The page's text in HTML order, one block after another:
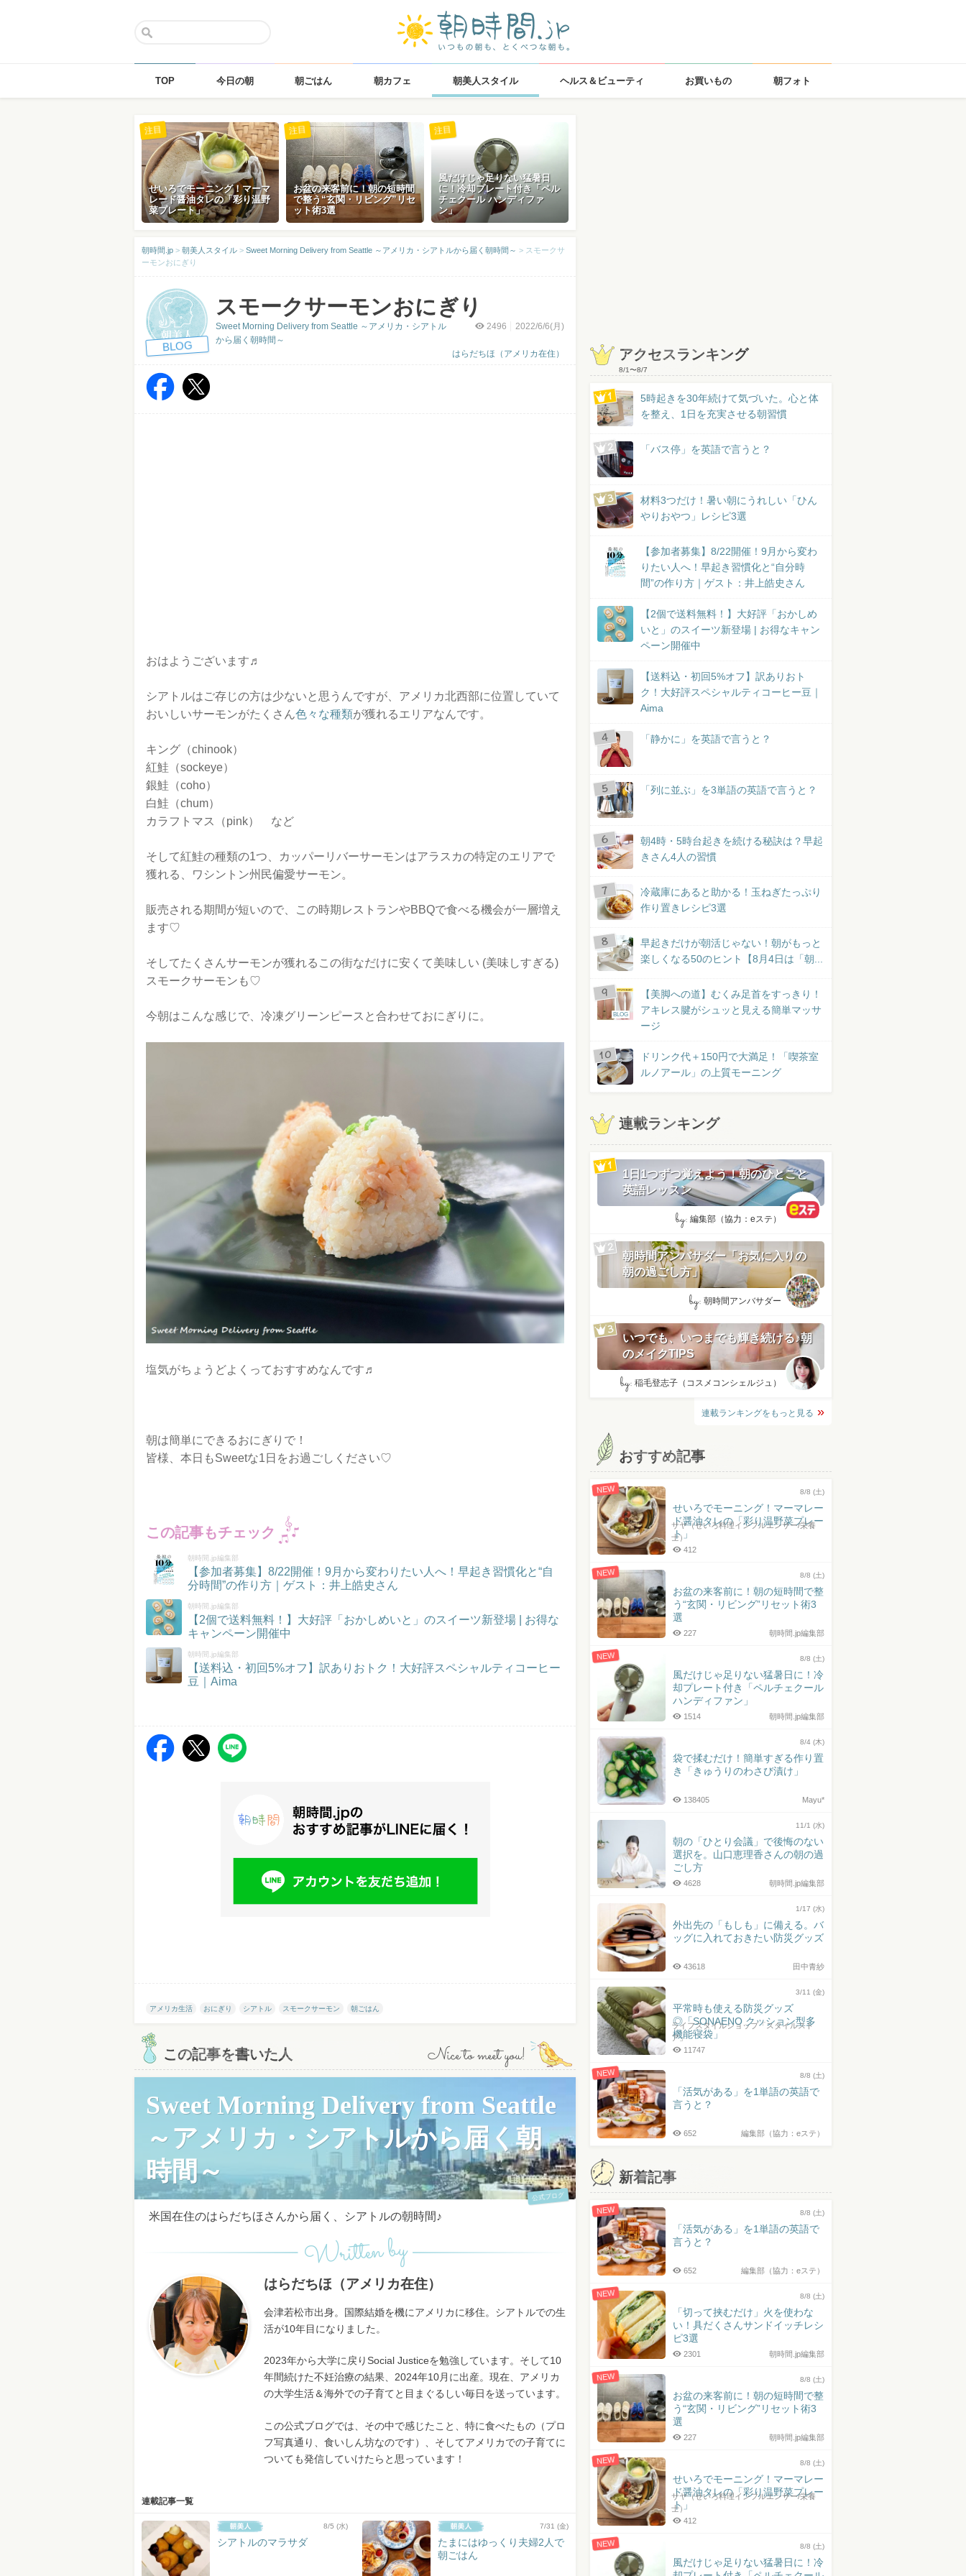
TOP 今日の朝 朝ごはん 朝カフェ 朝美人スタイル ヘルス＆ビューティ お買いもの 朝フォト
せいろでモーニング！マーマ
レード醤油タレの「彩り温野
菜プレート」
注目
お盆の来客前に！朝の短時間
で整う“玄関・リビング”リセ
ット術3選
注目
風だけじゃ足りない猛暑日
に！冷却プレート付き「ペル
チェクール ハンディファ
ン」
注目
朝時間.jp > 朝美人スタイル > Sweet Morning Delivery from Seattle ～アメリカ・シアトルから届く朝時間～ > スモークサ
ーモンおにぎり
BLOG
スモークサーモンおにぎり
2496 2022/6/6(月)
はらだちほ（アメリカ在住）
Sweet Morning Delivery from Seattle ～アメリカ・シアトル
から届く朝時間～
おはようございます♬
シアトルはご存じの方は少ないと思うんですが、アメリカ北西部に位置していて
おいしいサーモンがたくさん色々な種類が獲れるエリアなんです。
キング（chinook）
紅鮭（sockeye）
銀鮭（coho）
白鮭（chum）
カラフトマス（pink） など
そして紅鮭の種類の1つ、カッパーリバーサーモンはアラスカの特定のエリアで
獲れる、ワシントン州民偏愛サーモン。
販売される期間が短いので、この時期レストランやBBQで食べる機会が一層増え
ます♡
そしてたくさんサーモンが獲れるこの街なだけに安くて美味しい (美味しすぎる)
スモークサーモンも♡
今朝はこんな感じで、冷凍グリーンピースと合わせておにぎりに。
塩気がちょうどよくっておすすめなんです♬
朝は簡単にできるおにぎりで！
皆様、本日もSweetな1日をお過ごしください♡
この記事もチェック
朝時間.jp編集部
【参加者募集】8/22開催！9月から変わりたい人へ！早起き習慣化と“自
分時間”の作り方｜ゲスト：井上皓史さん
朝時間.jp編集部
【2個で送料無料！】大好評「おかしめいと」のスイーツ新登場 | お得な
キャンペーン開催中
朝時間.jp編集部
【送料込・初回5%オフ】訳ありおトク！大好評スペシャルティコーヒー
豆｜Aima
アメリカ生活 おにぎり シアトル スモークサーモン 朝ごはん
この記事を書いた人 Nice to meet you!
Sweet Morning Delivery from Seattle
～アメリカ・シアトルから届く朝
時間～
公式ブログ
米国在住のはらだちほさんから届く、シアトルの朝時間♪
Written by
はらだちほ（アメリカ在住）
会津若松市出身。国際結婚を機にアメリカに移住。シアトルでの生
活が10年目になりました。
2023年から大学に戻りSocial Justiceを勉強しています。そして10
年間続けた不妊治療の結果、2024年10月に出産。現在、アメリカ
の大学生活＆海外での子育てと目まぐるしい毎日を送っています。
この公式ブログでは、その中で感じたこと、特に食べたもの（プロ
フ写真通り、食いしん坊なのです）、そしてアメリカでの子育てに
ついても発信していけたらと思っています！
連載記事一覧
8/5 (水)
シアトルのマラサダ
7/31 (金)
たまにはゆっくり夫婦2人で
朝ごはん
アクセスランキング
8/1〜8/7
5時起きを30年続けて気づいた。心と体
を整え、1日を充実させる朝習慣
「バス停」を英語で言うと？
材料3つだけ！暑い朝にうれしい「ひん
やりおやつ」レシピ3選
【参加者募集】8/22開催！9月から変わ
りたい人へ！早起き習慣化と“自分時
間”の作り方｜ゲスト：井上皓史さん
【2個で送料無料！】大好評「おかしめ
いと」のスイーツ新登場 | お得なキャン
ペーン開催中
【送料込・初回5%オフ】訳ありおト
ク！大好評スペシャルティコーヒー豆｜
Aima
「静かに」を英語で言うと？
「列に並ぶ」を3単語の英語で言うと？
朝4時・5時台起きを続ける秘訣は？早起
きさん4人の習慣
冷蔵庫にあると助かる！玉ねぎたっぷり
作り置きレシピ3選
早起きだけが朝活じゃない！朝がもっと
楽しくなる50のヒント【8月4日は「朝...
BLOG
【美脚への道】むくみ足首をすっきり！
アキレス腱がシュッと見える簡単マッサ
ージ
ドリンク代＋150円で大満足！「喫茶室
ルノアール」の上質モーニング
連載ランキング
1日1つずつ覚えよう！朝のひとこと
英語レッスン
by: 編集部（協力：eステ）
朝時間アンバサダー「お気に入りの
朝の過ごし方」
by: 朝時間アンバサダー
いつでも、いつまでも輝き続ける♪朝
のメイクTIPS
by: 稲毛登志子（コスメコンシェルジュ）
連載ランキングをもっと見る
おすすめ記事
NEW 8/8 (土)
せいろでモーニング！マーマレー
ド醤油タレの「彩り温野菜プレー
ト」
サヤ（せいろ料理インフルエンサー/栄養
士）
412
NEW 8/8 (土)
お盆の来客前に！朝の短時間で整
う“玄関・リビング”リセット術3
選
朝時間.jp編集部
227
NEW 8/8 (土)
風だけじゃ足りない猛暑日に！冷
却プレート付き「ペルチェクール
ハンディファン」
朝時間.jp編集部
1514
8/4 (木)
袋で揉むだけ！簡単すぎる作り置
き「きゅうりのわさび漬け」
Mayu*
138405
11/1 (水)
朝の「ひとり会議」で後悔のない
選択を。山口恵理香さんの朝の過
ごし方
朝時間.jp編集部
4628
1/17 (水)
外出先の「もしも」に備える。バ
ッグに入れておきたい防災グッズ
田中青紗
43618
3/11 (金)
平常時も使える防災グッズ
◎「SONAENO クッション型多
機能寝袋」
ライフスタイルショップ「スタイルスト
ア」
11747
NEW 8/8 (土)
「活気がある」を1単語の英語で
言うと？
編集部（協力：eステ）
652
新着記事
NEW 8/8 (土)
「活気がある」を1単語の英語で
言うと？
編集部（協力：eステ）
652
NEW 8/8 (土)
「切って挟むだけ」火を使わな
い！具だくさんサンドイッチレシ
ピ3選
朝時間.jp編集部
2301
NEW 8/8 (土)
お盆の来客前に！朝の短時間で整
う“玄関・リビング”リセット術3
選
朝時間.jp編集部
227
NEW 8/8 (土)
せいろでモーニング！マーマレー
ド醤油タレの「彩り温野菜プレー
ト」
サヤ（せいろ料理インフルエンサー/栄養
士）
412
NEW 8/8 (土)
風だけじゃ足りない猛暑日に！冷